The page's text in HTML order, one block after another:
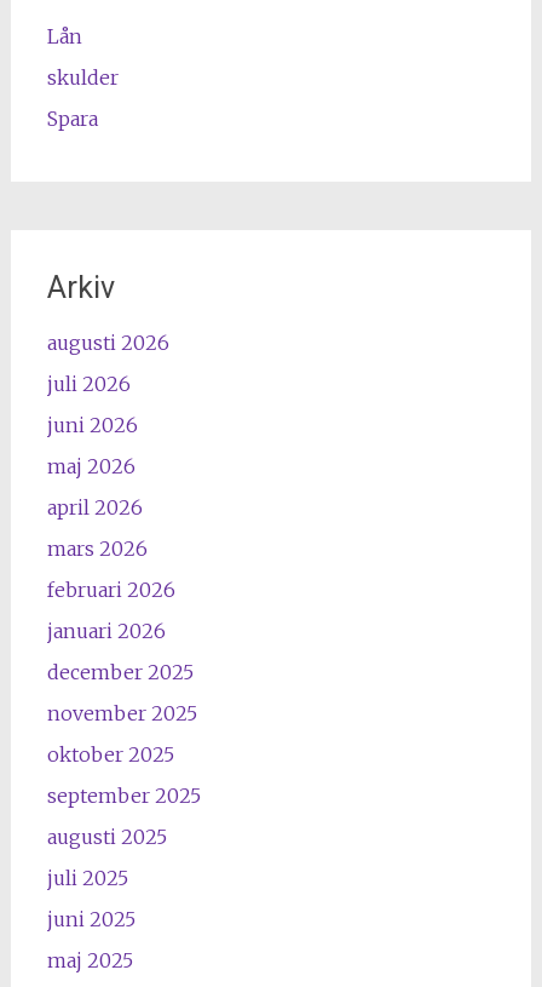
Lån
skulder
Spara
Arkiv
augusti 2026
juli 2026
juni 2026
maj 2026
april 2026
mars 2026
februari 2026
januari 2026
december 2025
november 2025
oktober 2025
september 2025
augusti 2025
juli 2025
juni 2025
maj 2025